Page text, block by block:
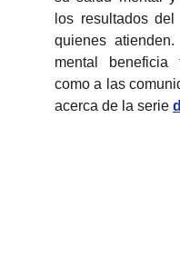
los resultados
quienes
mental
como a las
acerca de la serie